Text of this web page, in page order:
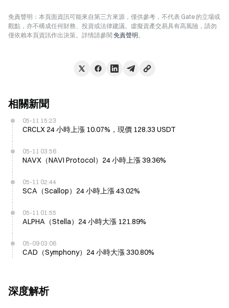
免責聲明：本頁面資訊可能來自第三方來源，僅供參考，不代表 Gate 的立場或
觀點，亦不構成任何財務、投資或法律建議。虛擬資產交易具有高風險，請勿
僅依賴本頁資訊作出決策。詳情請參閱 免責聲明。
相關新聞
05-11 15:23
CRCLX 24 小時上漲 10.07%，現價 128.33 USDT
05-11 03:56
NAVX（NAVI Protocol）24 小時上漲 39.36%
05-11 02:44
SCA（Scallop）24 小時上漲 43.02%
05-11 01:55
ALPHA（Stella）24 小時大漲 121.89%
05-09 03:06
CAD（Symphony）24 小時大漲 330.80%
深度解析